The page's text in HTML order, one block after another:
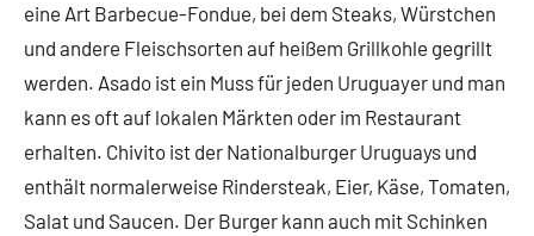
eine Art Barbecue-Fondue, bei dem Steaks, Würstchen
und andere Fleischsorten auf heißem Grillkohle gegrillt
werden. Asado ist ein Muss für jeden Uruguayer und man
kann es oft auf lokalen Märkten oder im Restaurant
erhalten. Chivito ist der Nationalburger Uruguays und
enthält normalerweise Rindersteak, Eier, Käse, Tomaten,
Salat und Saucen. Der Burger kann auch mit Schinken